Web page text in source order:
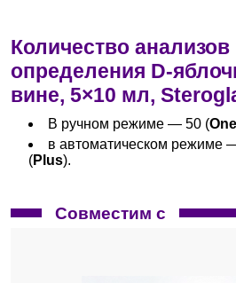
Количество
определения D-
вине, 5×10 мл,
В ручном режиме — 50 (
в автоматическом режиме
(Plus).
Совместим с